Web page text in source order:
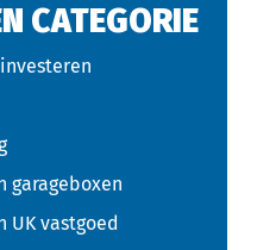
CATEGORIE
garageboxen
UK vastgoed